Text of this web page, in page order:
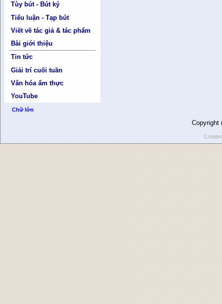
Tùy bút - Bút ký
Tiểu luận - Tạp bút
Viết về tác giả & tác phẩm
Bài giới thiệu
Tin tức
Giải trí cuối tuần
Văn hóa ẩm thực
YouTube
Chữ lớn
Copyright